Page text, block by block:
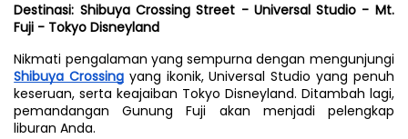
Destinasi: Shibuya Crossing Street - Universal Studio - Mt.
Fuji - Tokyo Disneyland
Shibuya Crossing yang ikonik, Universal Studio yang penuh
keseruan, serta keajaiban Tokyo Disneyland. Ditambah lagi,
pemandangan Gunung Fuji akan menjadi pelengkap
liburan Anda.